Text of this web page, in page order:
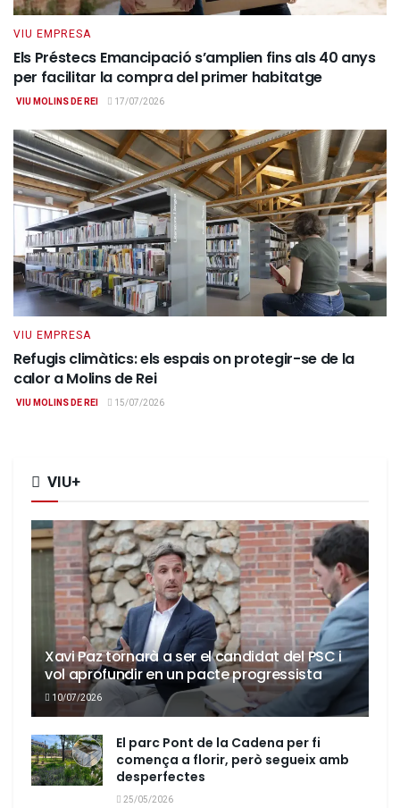
VIU EMPRESA
Els Préstecs Emancipació s’amplien fins als 40 anys
per facilitar la compra del primer habitatge
VIU MOLINS DE REI 17/07/2026
VIU EMPRESA
Refugis climàtics: els espais on protegir-se de la
calor a Molins de Rei
VIU MOLINS DE REI 15/07/2026
VIU+
Xavi Paz tornarà a ser el candidat del PSC i
vol aprofundir en un pacte progressista
10/07/2026
El parc Pont de la Cadena per fi
comença a florir, però segueix amb
desperfectes
25/05/2026